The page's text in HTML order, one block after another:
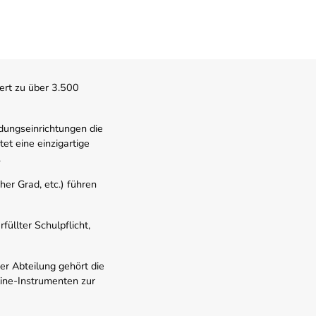
zu über 3.500
die
eine einzigartige
Grad, etc.) führen
Schulpflicht,
Abteilung gehört die
Instrumenten zur